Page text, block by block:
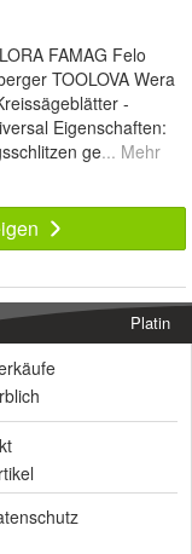
FAMAG Felo
TOOLOVA Wera
-
Eigenschaften:
ge... Mehr
Platin